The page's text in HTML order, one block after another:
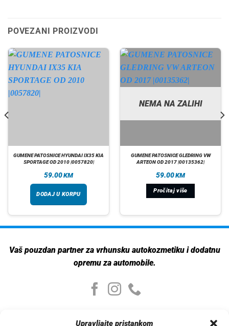
Upravljajte pristankom
POVEZANI PROIZVODI
GUMENE PATOSNICE HYUNDAI IX35 KIA
SPORTAGE OD 2010 |0057820|
59.00KM
DODAJ U KORPU
NEMA NA ZALIHI
GUMENE PATOSNICE GLEDRING VW
ARTEON OD 2017 |00135362|
59.00KM
Pročitaj više
Vaš pouzdan partner za vrhunsku autokozmetiku i dodatnu
opremu za automobile.
Moj nalog